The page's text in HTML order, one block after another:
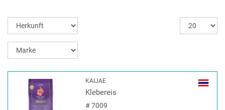
KAIJAE
Klebereis
#7009